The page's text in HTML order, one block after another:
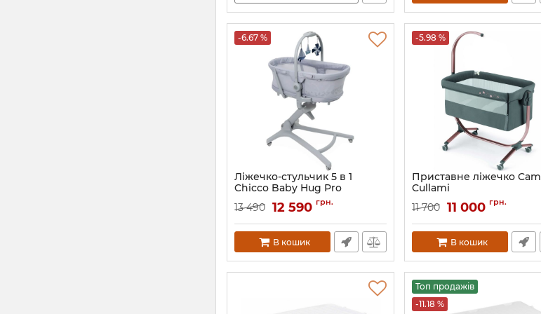
-6.67 %
Ліжечко-стульчик 5 в 1
Chicco Baby Hug Pro
Артикул: 87076.40
13 490 12 590 грн.
В кошик
-5.98 %
Приставне ліжечко Cam
Cullami
Артикул:925/926/T163
11 700 11 000 грн.
В кошик
Топ продажів
-11.18 %